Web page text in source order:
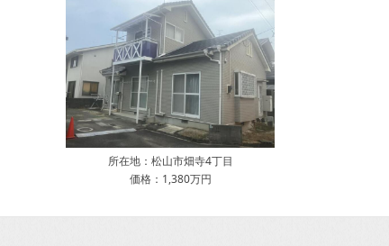
所在地：松山市畑寺4丁目
価格：1,380万円